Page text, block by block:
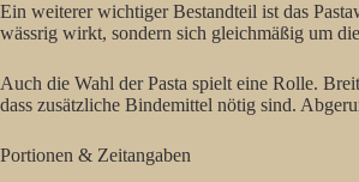
Ein weiterer wichtiger Bestandteil ist das
wässrig wirkt, sondern sich gleichmäßig um
Auch die Wahl der Pasta spielt eine Rolle.
dass zusätzliche Bindemittel nötig sind.
Portionen & Zeitangaben